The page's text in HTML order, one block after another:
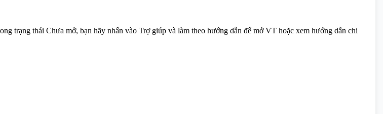
trạng thái Chưa mở, bạn hãy nhấn vào Trợ giúp và làm theo hướng dẫn để mở VT hoặc xem hướng dẫn chi